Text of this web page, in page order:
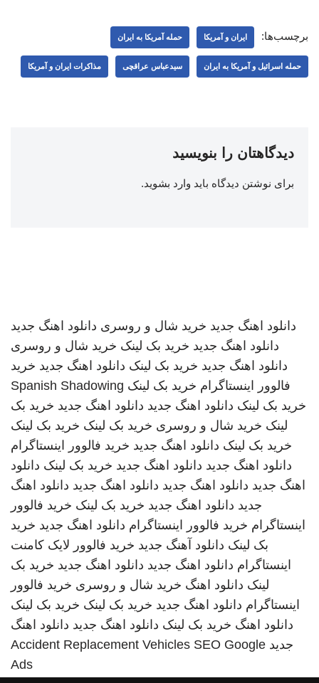
برچسب‌ها: ایران و آمریکا حمله آمریکا به ایران
حمله اسرائیل و آمریکا به ایران سیدعباس عراقچی مذاکرات ایران و آمریکا
دیدگاهتان را بنویسید
برای نوشتن دیدگاه باید وارد بشوید.
دانلود اهنگ جدید خرید شال و روسری دانلود اهنگ جدید
دانلود اهنگ جدید خرید بک لینک خرید شال و روسری
دانلود اهنگ جدید خرید بک لینک دانلود اهنگ جدید خرید
فالوور اینستاگرام خرید بک لینک Spanish Shadowing
خرید بک لینک دانلود اهنگ جدید دانلود اهنگ جدید خرید بک
لینک خرید شال و روسری خرید بک لینک خرید بک لینک
خرید بک لینک دانلود اهنگ جدید خرید فالوور اینستاگرام
دانلود اهنگ جدید دانلود اهنگ جدید خرید بک لینک دانلود
اهنگ جدید دانلود اهنگ جدید دانلود اهنگ جدید دانلود اهنگ
جدید دانلود اهنگ جدید خرید بک لینک خرید فالوور
اینستاگرام خرید فالوور اینستاگرام دانلود اهنگ جدید خرید
بک لینک دانلود آهنگ جدید خرید فالوور لایک کامنت
اینستاگرام دانلود اهنگ جدید دانلود اهنگ جدید خرید بک
لینک دانلود اهنگ خرید شال و روسری خرید فالوور
اینستاگرام دانلود اهنگ جدید خرید بک لینک خرید بک لینک
دانلود اهنگ خرید بک لینک دانلود اهنگ جدید دانلود اهنگ
جدید
Accident Replacement Vehicles SEO Google
Ads